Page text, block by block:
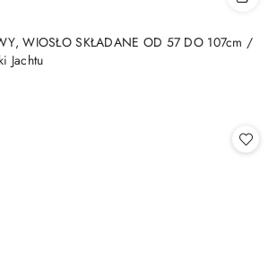
WIOSŁO SKŁADANE OD 57 DO 107cm /
Jachtu